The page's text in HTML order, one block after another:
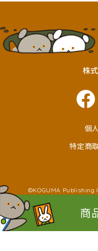
株
個
特定商
©KOGUMA Publishing
©Kayako